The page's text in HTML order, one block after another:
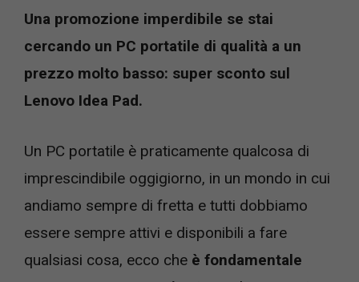
Una promozione imperdibile se stai
cercando un PC portatile di qualità a un
prezzo molto basso: super sconto sul
Lenovo Idea Pad.
Un PC portatile è praticamente qualcosa di
imprescindibile oggigiorno, in un mondo in cui
andiamo sempre di fretta e tutti dobbiamo
essere sempre attivi e disponibili a fare
qualsiasi cosa, ecco che è fondamentale